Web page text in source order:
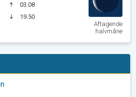
03.08
19.50
Aftagende
halvmåne